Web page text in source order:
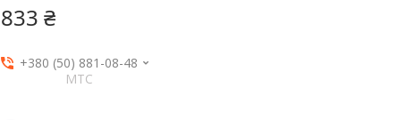
833 ₴
+380 (50) 881-08-48
МТС